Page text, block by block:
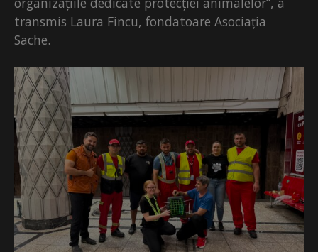
transmis Laura Fincu, fondatoare Asociația
Sache.